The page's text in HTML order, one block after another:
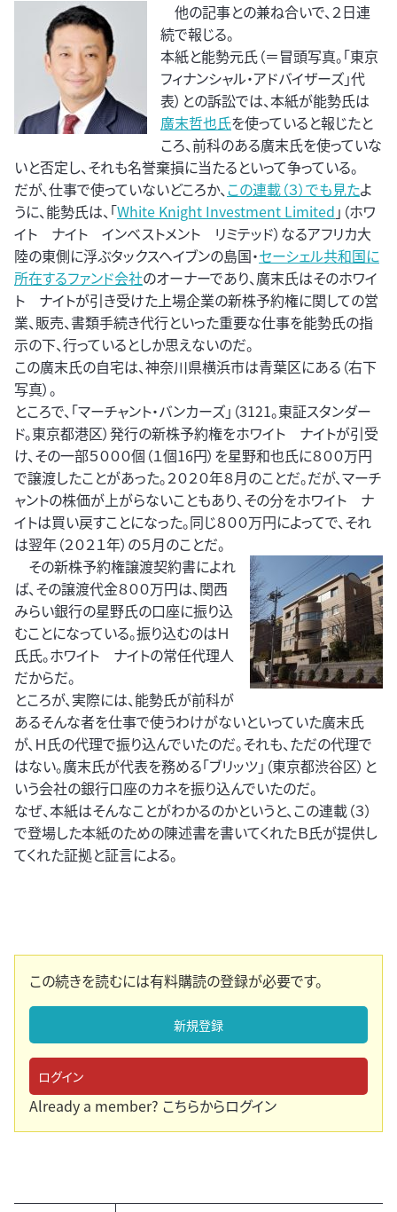
他の記事との兼ね合いで、２日連
続で報じる。
本紙と能勢元氏（＝冒頭写真。「東京
フィナンシャル・アドバイザーズ」代
表）との訴訟では、本紙が能勢氏は
廣末哲也氏を使っていると報じたと
ころ、前科のある廣末氏を使っていな
いと否定し、それも名誉棄損に当たるといって争っている。
だが、仕事で使っていないどころか、この連載（３）でも見たよ
うに、能勢氏は、「White Knight Investment Limited 」（ホワ
イト ナイト インベストメント リミテッド）なるアフリカ大
陸の東側に浮ぶタックスヘイブンの島国・セーシェル共和国に
所在するファンド会社のオーナーであり、廣末氏はそのホワイ
ト ナイトが引き受けた上場企業の新株予約権に関しての営
業、販売、書類手続き代行といった重要な仕事を能勢氏の指
示の下、行っているとしか思えないのだ。
この廣末氏の自宅は、神奈川県横浜市は青葉区にある（右下
写真）。
ところで、「マーチャント・バンカーズ」（3121。東証スタンダー
ド。東京都港区）発行の新株予約権をホワイト ナイトが引受
け、その一部５０００個（１個16円）を星野和也氏に８００万円
で譲渡したことがあった。２０２０年８月のことだ。だが、マーチ
ャントの株価が上がらないこともあり、その分をホワイト ナ
イトは買い戻すことになった。同じ８００万円によってで、それ
は翌年（２０２１年）の５月のことだ。
その新株予約権譲渡契約書によれ
ば、その譲渡代金８００万円は、関西
みらい銀行の星野氏の口座に振り込
むことになっている。振り込むのはＨ
氏氏。ホワイト ナイトの常任代理人
だからだ。
ところが、実際には、能勢氏が前科が
あるそんな者を仕事で使うわけがないといっていた廣末氏
が、Ｈ氏の代理で振り込んでいたのだ。それも、ただの代理で
はない。廣末氏が代表を務める「ブリッツ」（東京都渋谷区）と
いう会社の銀行口座のカネを振り込んでいたのだ。
なぜ、本紙はそんなことがわかるのかというと、この連載（３）
で登場した本紙のための陳述書を書いてくれたＢ氏が提供し
てくれた証拠と証言による。
この続きを読むには有料購読の登録が必要です。
新規登録
ログイン
Already a member? こちらからログイン